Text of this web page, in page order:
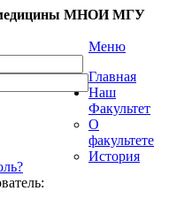
медицины МНОИ МГУ
Меню
Главная
Наш
Факультет
О
факультете
История